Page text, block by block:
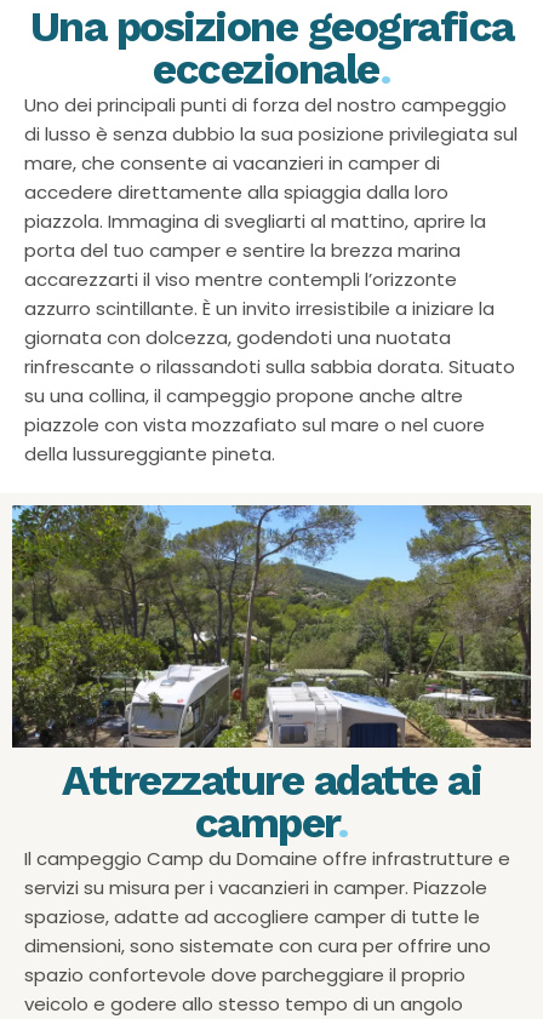
Una posizione geografica
eccezionale.
Uno dei principali punti di forza del nostro campeggio
di lusso è senza dubbio la sua posizione privilegiata sul
mare, che consente ai vacanzieri in camper di
accedere direttamente alla spiaggia dalla loro
piazzola. Immagina di svegliarti al mattino, aprire la
porta del tuo camper e sentire la brezza marina
accarezzarti il viso mentre contempli l’orizzonte
azzurro scintillante. È un invito irresistibile a iniziare la
giornata con dolcezza, godendoti una nuotata
rinfrescante o rilassandoti sulla sabbia dorata. Situato
su una collina, il campeggio propone anche altre
piazzole con vista mozzafiato sul mare o nel cuore
della lussureggiante pineta.
Attrezzature adatte ai
camper.
Il campeggio Camp du Domaine offre infrastrutture e
servizi su misura per i vacanzieri in camper. Piazzole
spaziose, adatte ad accogliere camper di tutte le
dimensioni, sono sistemate con cura per offrire uno
spazio confortevole dove parcheggiare il proprio
veicolo e godere allo stesso tempo di un angolo